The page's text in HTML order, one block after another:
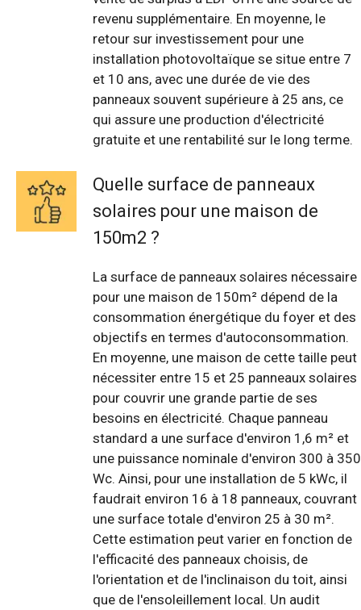
revenu supplémentaire. En moyenne, le
retour sur investissement pour une
installation photovoltaïque se situe entre 7
et 10 ans, avec une durée de vie des
panneaux souvent supérieure à 25 ans, ce
qui assure une production d'électricité
gratuite et une rentabilité sur le long terme.
Quelle surface de panneaux
solaires pour une maison de
150m2 ?
La surface de panneaux solaires nécessaire
pour une maison de 150m² dépend de la
consommation énergétique du foyer et des
objectifs en termes d'autoconsommation.
En moyenne, une maison de cette taille peut
nécessiter entre 15 et 25 panneaux solaires
pour couvrir une grande partie de ses
besoins en électricité. Chaque panneau
standard a une surface d'environ 1,6 m² et
une puissance nominale d'environ 300 à 350
Wc. Ainsi, pour une installation de 5 kWc, il
faudrait environ 16 à 18 panneaux, couvrant
une surface totale d'environ 25 à 30 m².
Cette estimation peut varier en fonction de
l'efficacité des panneaux choisis, de
l'orientation et de l'inclinaison du toit, ainsi
que de l'ensoleillement local. Un audit